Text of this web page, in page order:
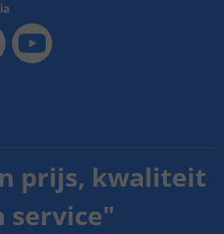
prijs, kwaliteit
service"